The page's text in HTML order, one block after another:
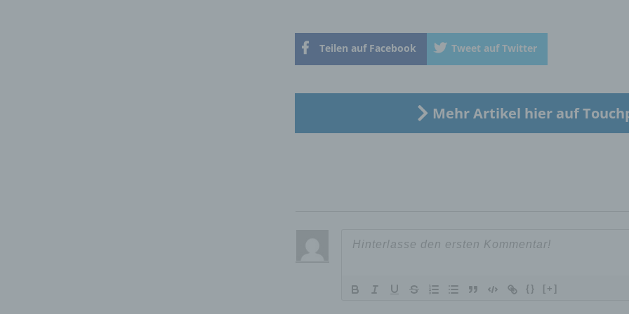
Teilen auf Facebook Tweet auf Twitter
Mehr Artikel hier auf
{} [+]
Verarbeitung Verantwortlichen verarbeitet werden.
Verarbeitung ist jeder mit oder ohne Hilfe automatisierter
ausgeführte Vorgang oder jede solche Vorgangsreihe im